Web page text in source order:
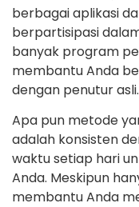
berbagai aplikasi
berpartisipasi
banyak program
membantu Anda
dengan penutur asli.
Apa pun metode
adalah konsisten
waktu setiap hari
Anda. Meskipun
membantu Anda